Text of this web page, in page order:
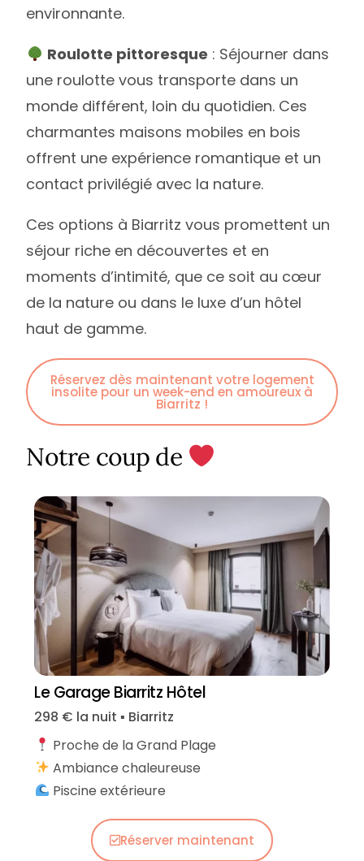
environnante.
Roulotte pittoresque : Séjourner dans
une roulotte vous transporte dans un
monde différent, loin du quotidien. Ces
charmantes maisons mobiles en bois
offrent une expérience romantique et un
contact privilégié avec la nature.
Ces options à Biarritz vous promettent un
séjour riche en découvertes et en
moments d’intimité, que ce soit au cœur
de la nature ou dans le luxe d’un hôtel
haut de gamme.
Réservez dès maintenant votre logement
insolite pour un week-end en amoureux à
Biarritz !
Notre coup de
Le Garage Biarritz Hôtel
298 € la nuit ▪︎ Biarritz
Proche de la Grand Plage
Ambiance chaleureuse
Piscine extérieure
Réserver maintenant